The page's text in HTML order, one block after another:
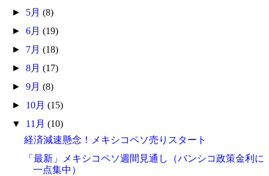
► 5月(8)
►6月(19)
► 7月(18)
►8月(17)
►9月(8)
► 10月(15)
▼ 11月(10)
経済減速懸念！メキシコペソ売りスタート
「最新」メキシコペソ週間見通し（バンシコ政策金利に
一点集中）